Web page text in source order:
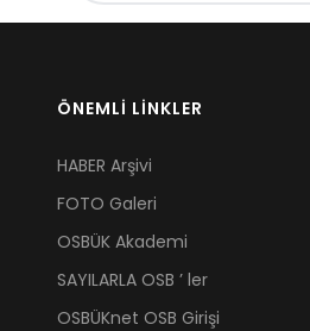
ÖNEMLİ LİNKLER
HABER Arşivi
FOTO Galeri
OSBÜK Akademi
SAYILARLA OSB ’ ler
OSBÜKnet OSB Girişi